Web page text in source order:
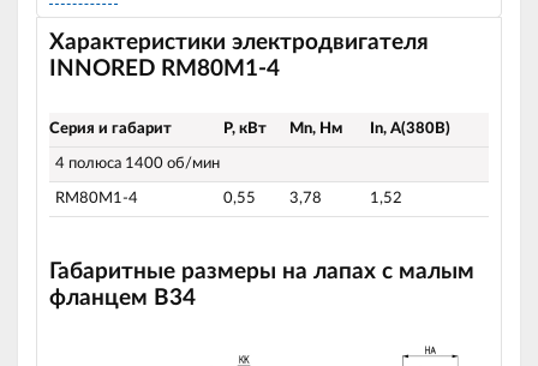
Характеристики электродвигателя
INNORED RM80M1-4
Серия и габарит P, кВт Mn, Нм In, A(380В)
4 полюса 1400 об/мин
RM80M1-4 0,55 3,78 1,52
Габаритные размеры на лапах с малым
фланцем B34